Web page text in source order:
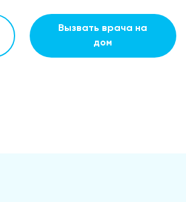
Вызвать врача на
дом